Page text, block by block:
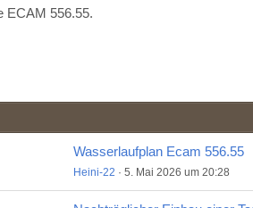
ECAM 556.55.
Wasserlaufplan Ecam 556.55
Heini-22 5. Mai 2026 um 20:28